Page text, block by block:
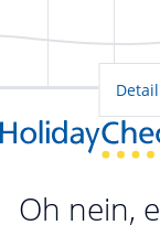
Oh nein,